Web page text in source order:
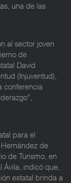
una de las
al sector joven
de
David
(Injuventud),
conferencia
para el
Hernández de
de Turismo, en
indicó que,
estatal brinda a